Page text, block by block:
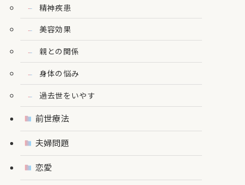
精神疾患
美容効果
親との関係
身体の悩み
過去世をいやす
前世療法
夫婦問題
恋愛